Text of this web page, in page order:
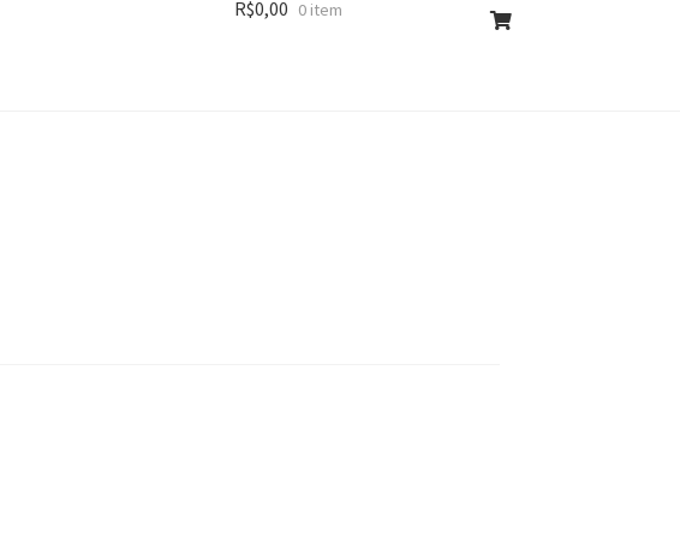
R$0,00 0 item